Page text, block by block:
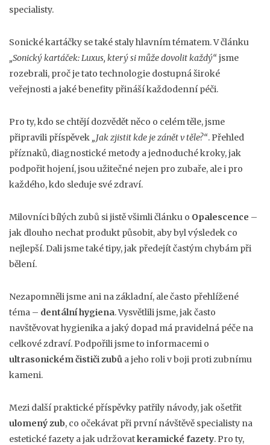
specialisty.
Sonické kartáčky se také staly hlavním tématem. V článku
„Sonický kartáček: Luxus, který si může dovolit každý“jsme
rozebrali, proč je tato technologie dostupná široké
veřejnosti a jaké benefity přináší každodenní péči.
Pro ty, kdo se chtějí dozvědět něco o celém těle, jsme
připravili příspěvek „Jak zjistit kde je zánět v těle?“. Přehled
příznaků, diagnostické metody a jednoduché kroky, jak
podpořit hojení, jsou užitečné nejen pro zubaře, ale i pro
každého, kdo sleduje své zdraví.
Milovníci bílých zubů si jistě všimli článku o Opalescence –
jak dlouho nechat produkt působit, aby byl výsledek co
nejlepší. Dali jsme také tipy, jak předejít častým chybám při
bělení.
Nezapomněli jsme ani na základní, ale často přehlížené
téma – dentální hygiena. Vysvětlili jsme, jak často
navštěvovat hygienika a jaký dopad má pravidelná péče na
celkové zdraví. Podpořili jsme to informacemi o
ultrasonickém čističi zubů a jeho roli v boji proti zubnímu
kameni.
Mezi další praktické příspěvky patřily návody, jak ošetřit
ulomený zub, co očekávat při první návštěvě specialisty na
estetické fazety a jak udržovatkeramické fazety. Pro ty,